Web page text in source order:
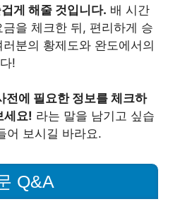
게 해줄 것입니다. 배 시간
을 체크한 뒤, 편리하게 승
분의 황제도와 완도에서의
!
전에 필요한 정보를 체크하
세요! 라는 말을 남기고 싶습
어 보시길 바라요.
Q&A